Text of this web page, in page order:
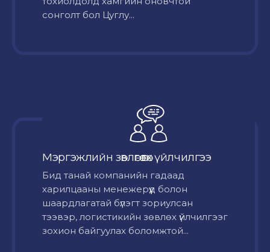
сонголт бол Цуглу...
Мэргэжлийн зөвлөгөө өгөх үйлчилгээ
Бид танай компанийн гадаад
харилцааны менежерүүд болон
шаардлагатай бүлэгт зориулсан
тээвэр, логистикийн зөвлөх үйлчилгээг
зохион байгуулах боломжтой...